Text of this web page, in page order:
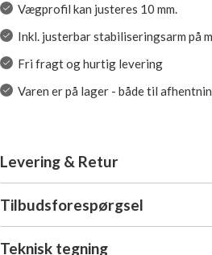
Vægprofil kan justeres 10 mm.
Inkl. justerbar stabiliseringsarm på
Fri fragt og hurtig levering
Varen er på lager - både til
Levering & Retur
Tilbudsforespørgsel
Teknisk tegning